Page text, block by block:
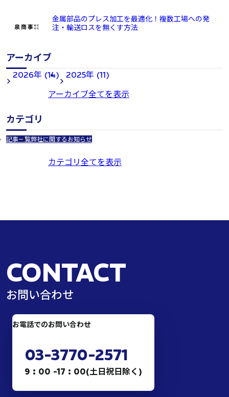
金属部品のプレス加工を最適化！複数工場への発
注・輸送ロスを無くす方法
アーカイブ
2026年 (14)
2025年 (11)
アーカイブ全てを表示
カテゴリ
記事一覧弊社に関するお知らせ
カテゴリ全てを表示
CONTACT
お問い合わせ
お電話でのお問い合わせ
03-3770-2571
9 : 00 -17 : 00(土日祝日除く)